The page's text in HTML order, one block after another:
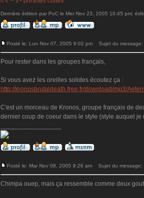
© € ™ $
Dernière édition par PoC le Mer Nov 23, 2005 10:45 pm;
Posté le: Lun Nov 07, 2005 9:02 pm Sujet du message:
Pour rester dans les groupes français,
Si vous avez les oreilles solides écoutez ça :
http://kronosbrutaldeath.free.fr/download/mp3/
C'est un morceau de Kronos, groupe français de
dernier coup de coeur dans le style (style auquel
Posté le: Mar Nov 08, 2005 9:26 am Sujet du message:
Chimpa ouep, mais ça ressemble comme deux